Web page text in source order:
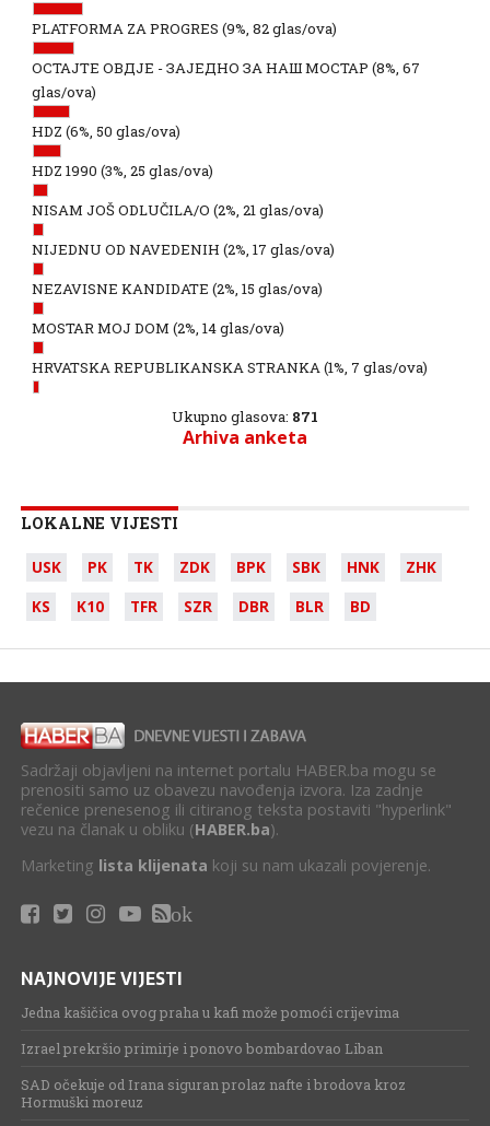
PLATFORMA ZA PROGRES (9%, 82 glas/ova)
ОСТАЈТЕ ОВДЈЕ - ЗАЈЕДНО ЗА НАШ МОСТАР (8%, 67
glas/ova)
HDZ (6%, 50 glas/ova)
HDZ 1990 (3%, 25 glas/ova)
NISAM JOŠ ODLUČILA/O (2%, 21 glas/ova)
NIJEDNU OD NAVEDENIH (2%, 17 glas/ova)
NEZAVISNE KANDIDATE (2%, 15 glas/ova)
MOSTAR MOJ DOM (2%, 14 glas/ova)
HRVATSKA REPUBLIKANSKA STRANKA(1%, 7 glas/ova)
Ukupno glasova: 871
Arhiva anketa
LOKALNE VIJESTI
USK PK TK ZDK BPK SBK HNK
ZHK
KS
K10 TFR SZR DBR BLR BD
Sadržaji objavljeni na internet portalu HABER.ba mogu se
prenositi samo uz obavezu navođenja izvora. Iza zadnje
rečenice prenesenog ili citiranog teksta postaviti "hyperlink"
vezu na članak u obliku (HABER.ba).
Marketing lista klijenata koji su nam ukazali povjerenje.
ok
NAJNOVIJE VIJESTI
Jedna kašičica ovog praha u kafi može pomoći crijevima
Izrael prekršio primirje i ponovo bombardovao Liban
SAD očekuje od Irana siguran prolaz nafte i brodova kroz
Hormuški moreuz